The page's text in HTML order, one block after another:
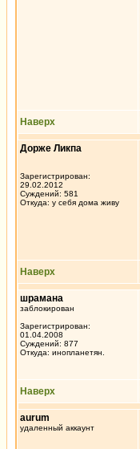
Наверх
Дорже Ликпа
Зарегистрирован:
29.02.2012
Суждений: 581
Откуда: у себя дома живу
Наверх
шрамана
заблокирован
Зарегистрирован:
01.04.2008
Суждений: 877
Откуда: инопланетян.
Наверх
aurum
удаленный аккаунт